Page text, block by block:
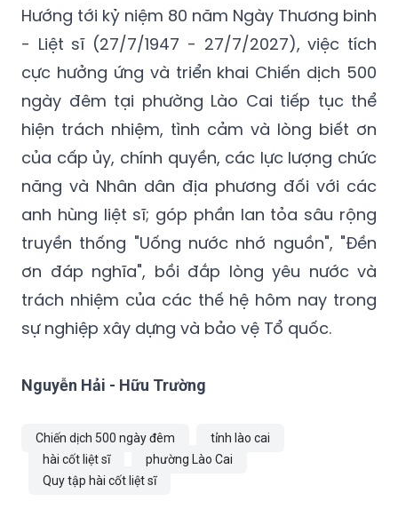
Hướng tới kỷ niệm 80 năm Ngày Thương binh
- Liệt sĩ (27/7/1947 - 27/7/2027), việc tích
cực hưởng ứng và triển khai Chiến dịch 500
ngày đêm tại phường Lào Cai tiếp tục thể
hiện trách nhiệm, tình cảm và lòng biết ơn
của cấp ủy, chính quyền, các lực lượng chức
năng và Nhân dân địa phương đối với các
anh hùng liệt sĩ; góp phần lan tỏa sâu rộng
truyền thống "Uống nước nhớ nguồn", "Đền
ơn đáp nghĩa", bồi đắp lòng yêu nước và
trách nhiệm của các thế hệ hôm nay trong
sự nghiệp xây dựng và bảo vệ Tổ quốc.
Nguyễn Hải - Hữu Trường
Chiến dịch 500 ngày đêm
tỉnh lào cai
hài cốt liệt sĩ
phường Lào Cai
Quy tập hài cốt liệt sĩ